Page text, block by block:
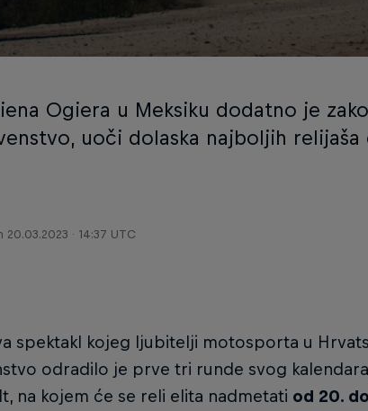
Ogiera u Meksiku dodatno je
uoči dolaska najboljih relijaša
20.03.2023 · 14:37 UTC
spektakl kojeg ljubitelji motosporta u
odradilo je prve tri runde svog
na kojem će se reli elita nadmetati od 20.